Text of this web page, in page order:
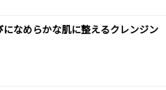
になめらかな肌に整えるクレンジン